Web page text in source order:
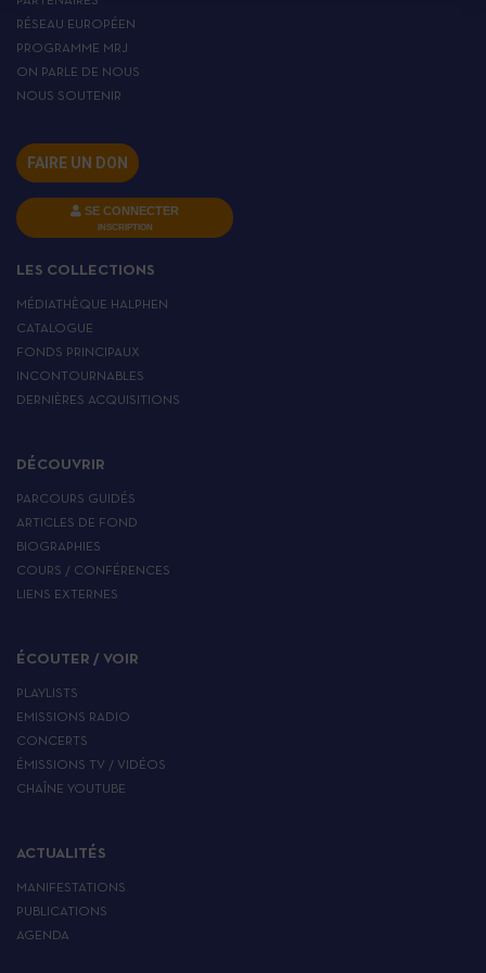
RÉSEAU EUROPÉEN
PROGRAMME MRJ
ON PARLE DE NOUS
NOUS SOUTENIR
FAIRE UN DON
SE CONNECTER
INSCRIPTION
LES COLLECTIONS
MÉDIATHÈQUE HALPHEN
CATALOGUE
FONDS PRINCIPAUX
INCONTOURNABLES
DERNIÈRES ACQUISITIONS
DÉCOUVRIR
PARCOURS GUIDÉS
ARTICLES DE FOND
BIOGRAPHIES
COURS / CONFÉRENCES
LIENS EXTERNES
ÉCOUTER / VOIR
PLAYLISTS
EMISSIONS RADIO
CONCERTS
ÉMISSIONS TV / VIDÉOS
CHAÎNE YOUTUBE
ACTUALITÉS
MANIFESTATIONS
PUBLICATIONS
AGENDA